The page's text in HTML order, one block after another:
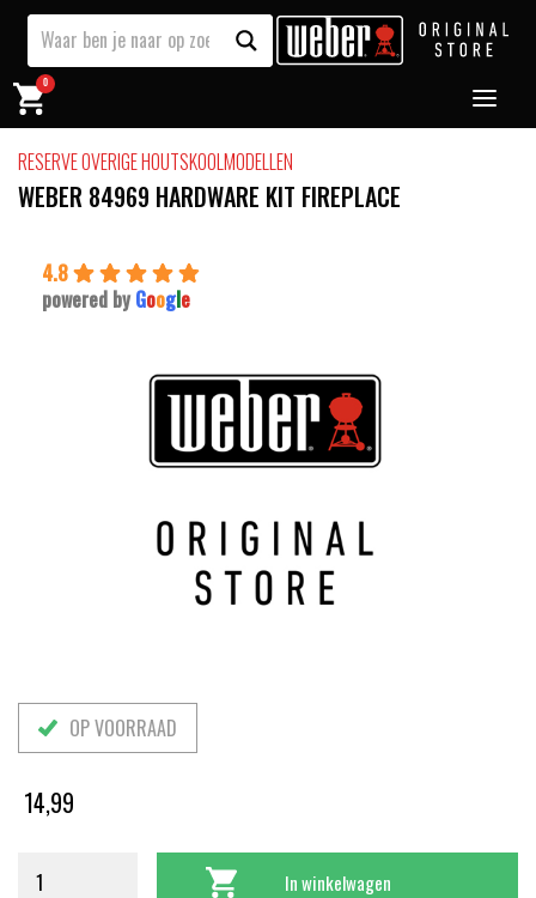
0
RESERVE OVERIGE HOUTSKOOLMODELLEN
WEBER 84969 HARDWARE KIT FIREPLACE
4.8
powered by Google
OP VOORRAAD
14,99
In winkelwagen